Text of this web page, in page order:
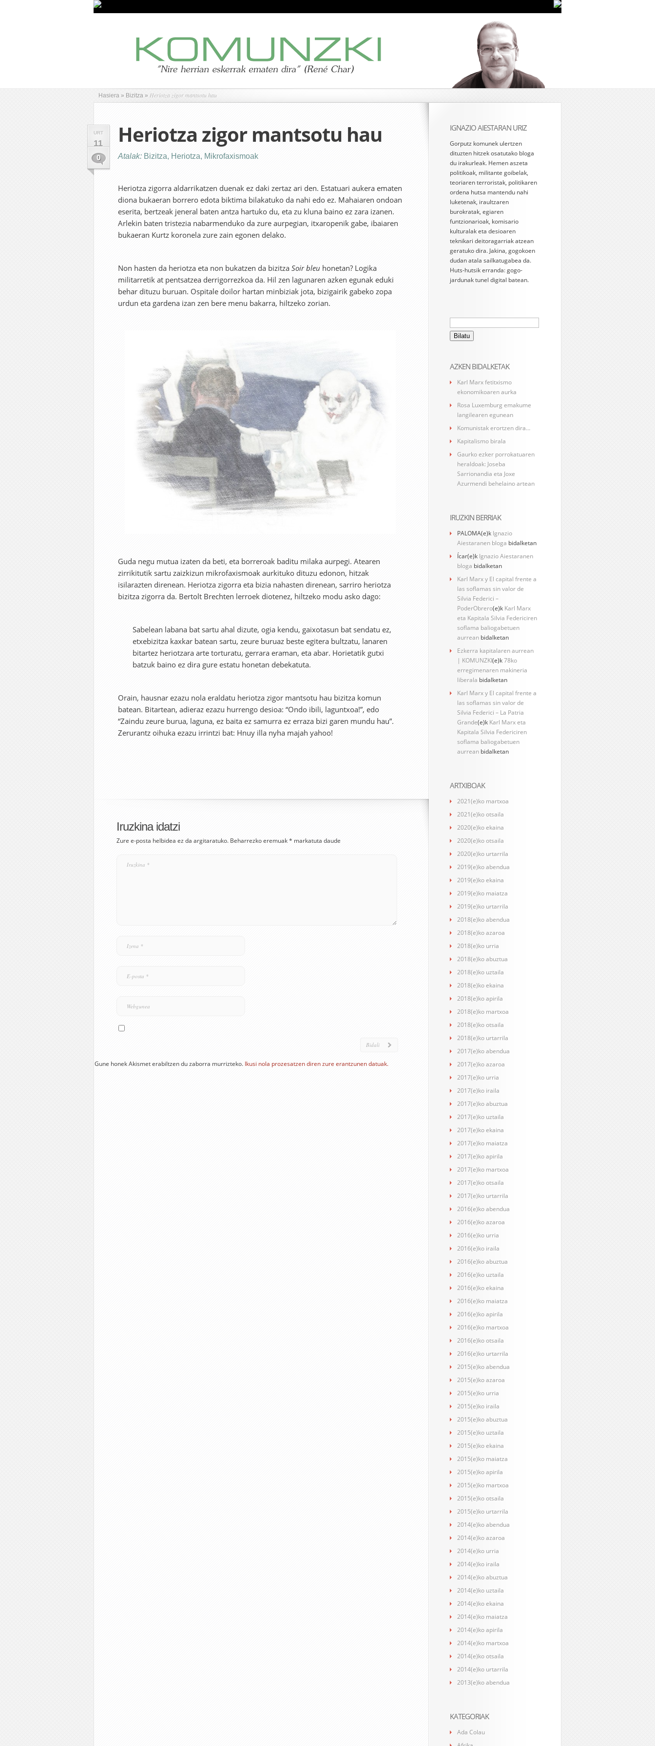
Hasiera » Bizitza » Heriotza zigor mantsotu hau
URT
11
0
Heriotza zigor mantsotu hau
Atalak: Bizitza, Heriotza, Mikrofaxismoak
Heriotza zigorra aldarrikatzen duenak ez daki zertaz ari den. Estatuari aukera ematen
diona bukaeran borrero edota biktima bilakatuko da nahi edo ez. Mahaiaren ondoan
eserita, bertzeak jeneral baten antza hartuko du, eta zu kluna baino ez zara izanen.
Arlekin baten tristezia nabarmenduko da zure aurpegian, itxaropenik gabe, ibaiaren
bukaeran Kurtz koronela zure zain egonen delako.
Non hasten da heriotza eta non bukatzen da bizitza Soir bleu honetan? Logika
militarretik at pentsatzea derrigorrezkoa da. Hil zen lagunaren azken egunak eduki
behar dituzu buruan. Ospitale doilor hartan minbiziak jota, bizigairik gabeko zopa
urdun eta gardena izan zen bere menu bakarra, hiltzeko zorian.
Guda negu mutua izaten da beti, eta borreroak baditu milaka aurpegi. Atearen
zirrikitutik sartu zaizkizun mikrofaxismoak aurkituko dituzu edonon, hitzak
isilarazten direnean. Heriotza zigorra eta bizia nahasten direnean, sarriro heriotza
bizitza zigorra da. Bertolt Brechten lerroek diotenez, hiltzeko modu asko dago:
Sabelean labana bat sartu ahal dizute, ogia kendu, gaixotasun bat sendatu ez,
etxebizitza kaxkar batean sartu, zeure buruaz beste egitera bultzatu, lanaren
bitartez heriotzara arte torturatu, gerrara eraman, eta abar. Horietatik gutxi
batzuk baino ez dira gure estatu honetan debekatuta.
Orain, hausnar ezazu nola eraldatu heriotza zigor mantsotu hau bizitza komun
batean. Bitartean, adieraz ezazu hurrengo desioa: “Ondo ibili, laguntxoa!”, edo
“Zaindu zeure burua, laguna, ez baita ez samurra ez erraza bizi garen mundu hau”.
Zerurantz oihuka ezazu irrintzi bat: Hnuy illa nyha majah yahoo!
Iruzkina idatzi
Zure e-posta helbidea ez da argitaratuko. Beharrezko eremuak* markatuta daude
Gune honek Akismet erabiltzen du zaborra murrizteko. Ikusi nola prozesatzen diren zure erantzunen datuak.
IGNAZIO AIESTARAN URIZ
Gorputz komunek ulertzen
dituzten hitzek osatutako bloga
du irakurleak. Hemen aszeta
politikoak, militante goibelak,
teoriaren terroristak, politikaren
ordena hutsa mantendu nahi
luketenak, iraultzaren
burokratak, egiaren
funtzionarioak, komisario
kulturalak eta desioaren
teknikari deitoragarriak atzean
geratuko dira. Jakina, gogokoen
dudan atala sailkatugabea da.
Huts-hutsik erranda: gogo-
jardunak tunel digital batean.
Bilatu:
AZKEN BIDALKETAK
Karl Marx fetitxismo
ekonomikoaren aurka
Rosa Luxemburg emakume
langilearen egunean
Komunistak erortzen dira…
Kapitalismo birala
Gaurko ezker porrokatuaren
heraldoak: Joseba
Sarrionandia eta Joxe
Azurmendi behelaino artean
IRUZKIN BERRIAK
PALOMA(e)k Ignazio
Aiestaranen bloga bidalketan
Ícar(e)k Ignazio Aiestaranen
bloga bidalketan
Karl Marx y El capital frente a
las soflamas sin valor de
Silvia Federici –
PoderObrero(e)k Karl Marx
eta Kapitala Silvia Federiciren
soflama baliogabetuen
aurrean bidalketan
Ezkerra kapitalaren aurrean
| KOMUNZKI(e)k78ko
erregimenaren makineria
liberala bidalketan
Karl Marx y El capital frente a
las soflamas sin valor de
Silvia Federici – La Patria
Grande(e)k Karl Marx eta
Kapitala Silvia Federiciren
soflama baliogabetuen
aurrean bidalketan
ARTXIBOAK
2021(e)ko martxoa
2021(e)ko otsaila
2020(e)ko ekaina
2020(e)ko otsaila
2020(e)ko urtarrila
2019(e)ko abendua
2019(e)ko ekaina
2019(e)ko maiatza
2019(e)ko urtarrila
2018(e)ko abendua
2018(e)ko azaroa
2018(e)ko urria
2018(e)ko abuztua
2018(e)ko uztaila
2018(e)ko ekaina
2018(e)ko apirila
2018(e)ko martxoa
2018(e)ko otsaila
2018(e)ko urtarrila
2017(e)ko abendua
2017(e)ko azaroa
2017(e)ko urria
2017(e)ko iraila
2017(e)ko abuztua
2017(e)ko uztaila
2017(e)ko ekaina
2017(e)ko maiatza
2017(e)ko apirila
2017(e)ko martxoa
2017(e)ko otsaila
2017(e)ko urtarrila
2016(e)ko abendua
2016(e)ko azaroa
2016(e)ko urria
2016(e)ko iraila
2016(e)ko abuztua
2016(e)ko uztaila
2016(e)ko ekaina
2016(e)ko maiatza
2016(e)ko apirila
2016(e)ko martxoa
2016(e)ko otsaila
2016(e)ko urtarrila
2015(e)ko abendua
2015(e)ko azaroa
2015(e)ko urria
2015(e)ko iraila
2015(e)ko abuztua
2015(e)ko uztaila
2015(e)ko ekaina
2015(e)ko maiatza
2015(e)ko apirila
2015(e)ko martxoa
2015(e)ko otsaila
2015(e)ko urtarrila
2014(e)ko abendua
2014(e)ko azaroa
2014(e)ko urria
2014(e)ko iraila
2014(e)ko abuztua
2014(e)ko uztaila
2014(e)ko ekaina
2014(e)ko maiatza
2014(e)ko apirila
2014(e)ko martxoa
2014(e)ko otsaila
2014(e)ko urtarrila
2013(e)ko abendua
KATEGORIAK
Ada Colau